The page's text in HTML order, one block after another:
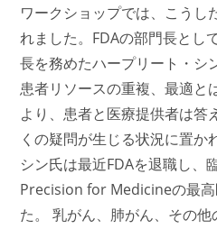
ワークショップでは、こうし
れました。FDAの部門長とし
長を務めたハープリート・シ
患者リソースの重複、最適と
より、患者と医療提供者は答
くの疑問が生じる状況に置か
シン氏は最近FDAを退職し、
Precision for Medicineの最
た。 乳がん、肺がん、その